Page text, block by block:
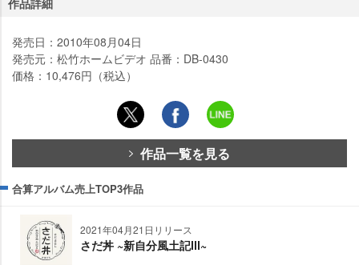
作品詳細
発売日：2010年08月04日
発売元：松竹ホームビデオ 品番：DB-0430
価格：10,476円（税込）
作品一覧を見る
合算アルバム売上TOP3作品
2021年04月21日リリース
さだ丼 ~新自分風土記Ⅲ~